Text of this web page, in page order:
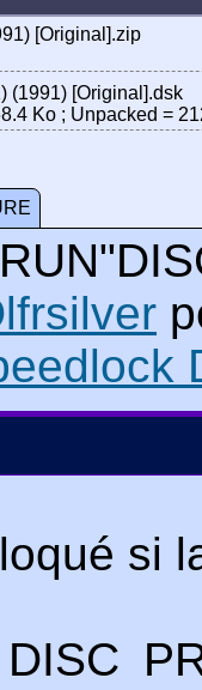
[Original].zip
(1991) [Original].dsk
Ko ; Unpacked =
si